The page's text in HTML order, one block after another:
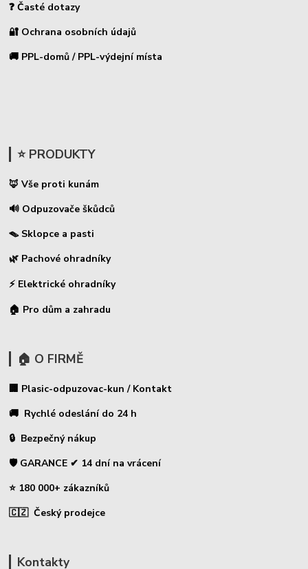
❓ Časté dotazy
🔐 Ochrana osobních údajů
🚚 PPL-domů / PPL-výdejní místa
⭐ PRODUKTY
🦊 Vše proti kunám
🔊 Odpuzovače škůdců
🪤 Sklopce a pasti
🌿 Pachové ohradníky
⚡ Elektrické ohradníky
🏠 Pro dům a zahradu
🏠 O FIRMĚ
🏢 Plasic-odpuzovac-kun / Kontakt
🚚 Rychlé odeslání do 24 h
🔒 Bezpečný nákup
🛡️ GARANCE ✔ 14 dní na vrácení
⭐ 180 000+ zákazníků
🇨🇿 Český prodejce
Kontakty